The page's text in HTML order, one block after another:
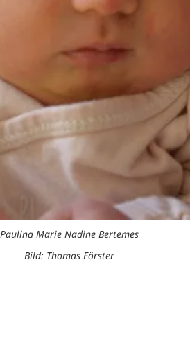
Paulina Marie Nadine Bertemes
Bild: Thomas Förster